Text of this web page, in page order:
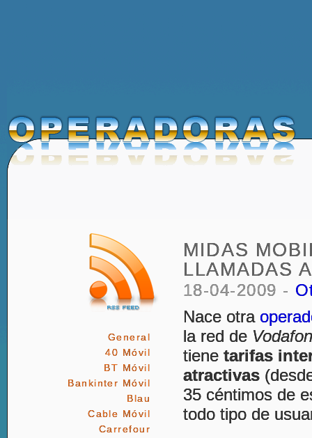
General
40 Móvil
BT Móvil
Bankinter Móvil
Blau
Cable Móvil
Carrefour
MIDAS
LLAMADAS
18-04-2009 -
Nace otra
la red de
tiene tarifas
atractivas
35 céntimos de
todo tipo de